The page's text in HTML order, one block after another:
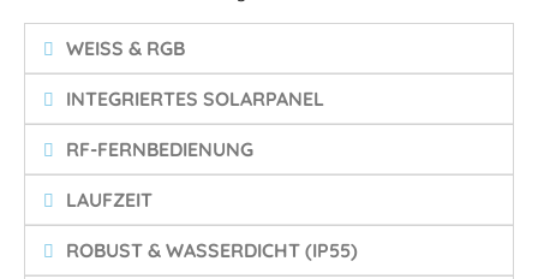
WEISS & RGB
INTEGRIERTES SOLARPANEL
RF-FERNBEDIENUNG
LAUFZEIT
ROBUST & WASSERDICHT (IP55)